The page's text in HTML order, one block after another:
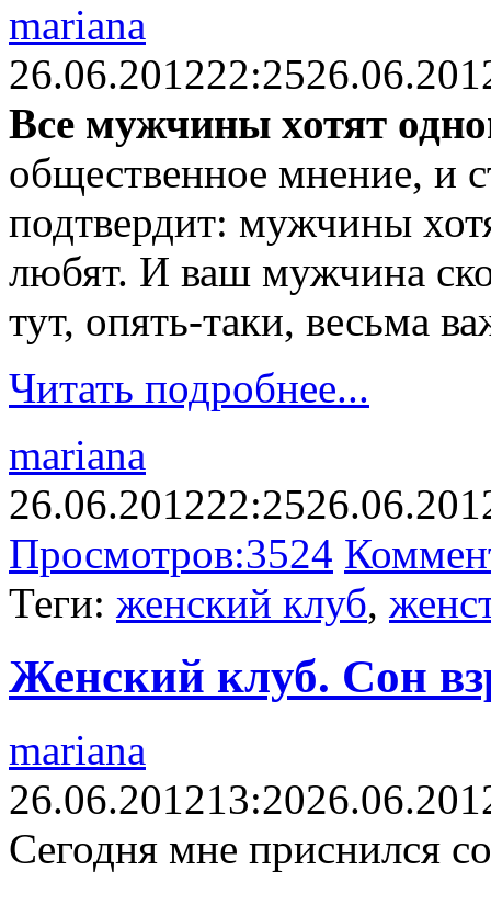
mariana
26.06.201222:25
Все мужчины хотят
общественное мнение, и
подтвердит: мужчины
любят. И ваш мужчина
тут, опять-таки, весьма
Читать подробнее...
mariana
26.06.201222:25
Просмотров:3524
Теги: женский клуб,
Женский клуб. Сон
mariana
26.06.201213:20
Сегодня мне приснился